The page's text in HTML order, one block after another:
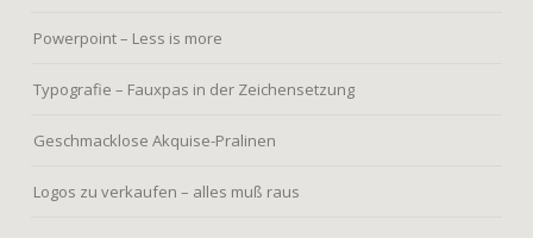
Powerpoint – Less is more
Typografie – Fauxpas in der Zeichensetzung
Geschmacklose Akquise-Pralinen
Logos zu verkaufen – alles muß raus